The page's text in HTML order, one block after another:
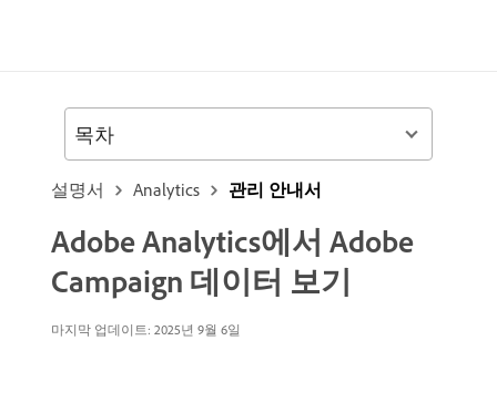
설명서 Analytics 관리 안내서
Adobe Analytics에서 Adobe
Campaign 데이터 보기
마지막 업데이트: 2025년 9월 6일
목차